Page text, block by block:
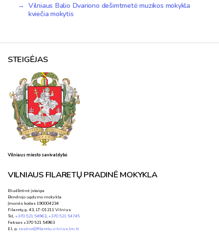
→ Vilniaus Balio Dvariono dešimtmetė muzikos mokykla
kviečia mokytis
STEIGĖJAS
Vilniaus miesto savivaldybė
VILNIAUS FILARETŲ PRADINĖ MOKYKLA
Biudžetinė įstaiga
Bendrojo ugdymo mokykla
Įmonės kodas 190004234
Filaretų g. 43, LT-01211 Vilnius
Tel.+370 521 54963,+370 521 54745
Faksas +370 521 54963
El. p. rastine@filaretu.vilnius.lm.lt